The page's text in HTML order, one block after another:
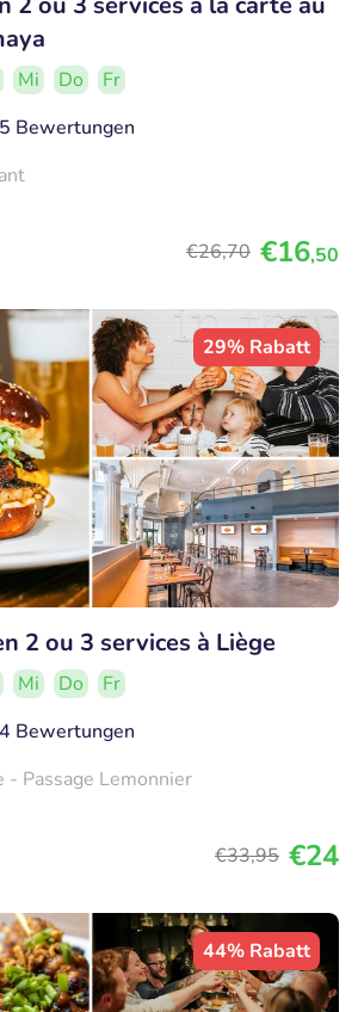
Mi Do
Fr
Bewertungen
€26,70 €16,50
29% Rabatt
2 ou 3 services à Liège
Mi Do
Fr
Bewertungen
- Passage Lemonnier
€33,95 €24
44% Rabatt